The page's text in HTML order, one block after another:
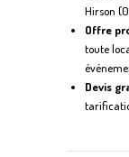
Hirson
Offre
toute
Devis